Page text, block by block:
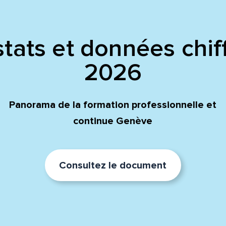
et données
2026
Panorama de la formation professionnelle et
continue Genève
Consultez le document